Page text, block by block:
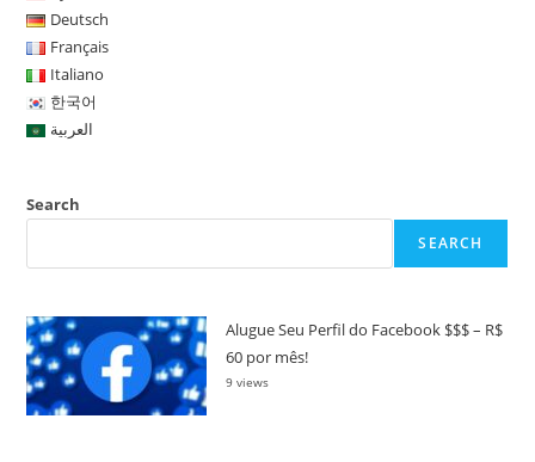
Deutsch
Français
Italiano
한국어
العربية
Search
SEARCH
Alugue Seu Perfil do Facebook $$$ – R$
60 por mês!
9 views